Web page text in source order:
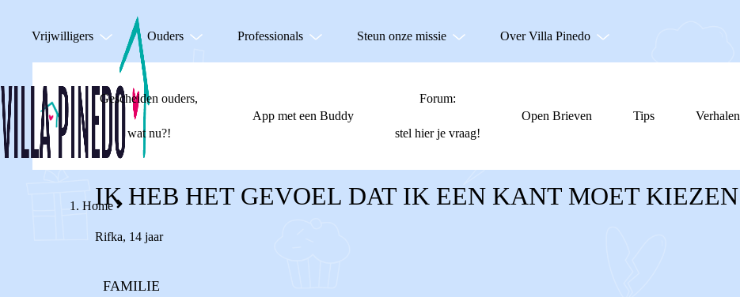
Vrijwilligers Ouders Professionals Steun onze missie Over Villa Pinedo
Gescheiden ouders,
wat nu?!
App met een Buddy
Forum:
stel hier je vraag!
Open Brieven Tips Verhalen
Home
IK HEB HET GEVOEL DAT IK EEN KANT MOET KIEZEN
Rifka, 14 jaar
FAMILIE